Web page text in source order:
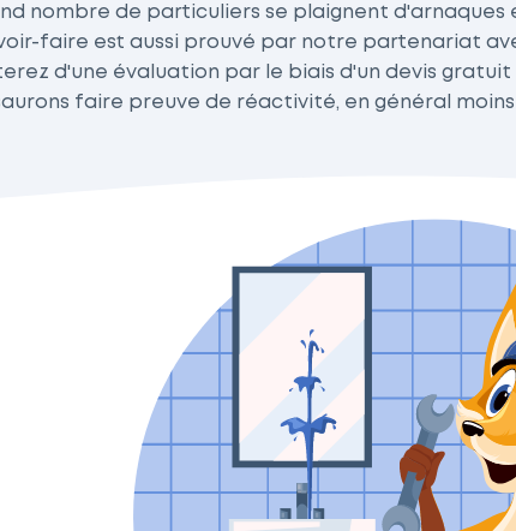
nombre de particuliers se plaignent
faire est aussi prouvé par notre partenariat
d'une évaluation par le biais d'un devis
faire preuve de réactivité, en général